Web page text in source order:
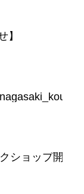
】
ショップ開催